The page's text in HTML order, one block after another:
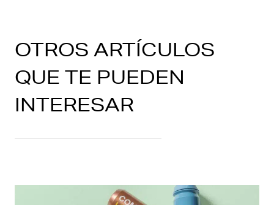
OTROS ARTÍCULOS
QUE TE PUEDEN
INTERESAR